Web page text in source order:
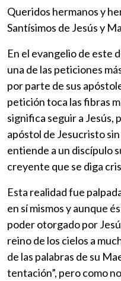
Queridos hermanos y
Santísimos de Jesús y
En el evangelio de este
una de las peticiones
por parte de sus
petición toca las fibras
significa seguir a Jesús,
apóstol de Jesucristo
entiende a un discípulo
creyente que se diga
Esta realidad fue
en sí mismos y aunque
poder otorgado por
reino de los cielos a
de las palabras de su
tentación”, pero como